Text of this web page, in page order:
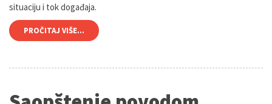
situaciju i tok događaja.
PROČITAJ VIŠE...